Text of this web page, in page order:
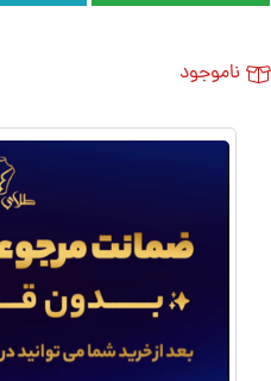
ناموجود